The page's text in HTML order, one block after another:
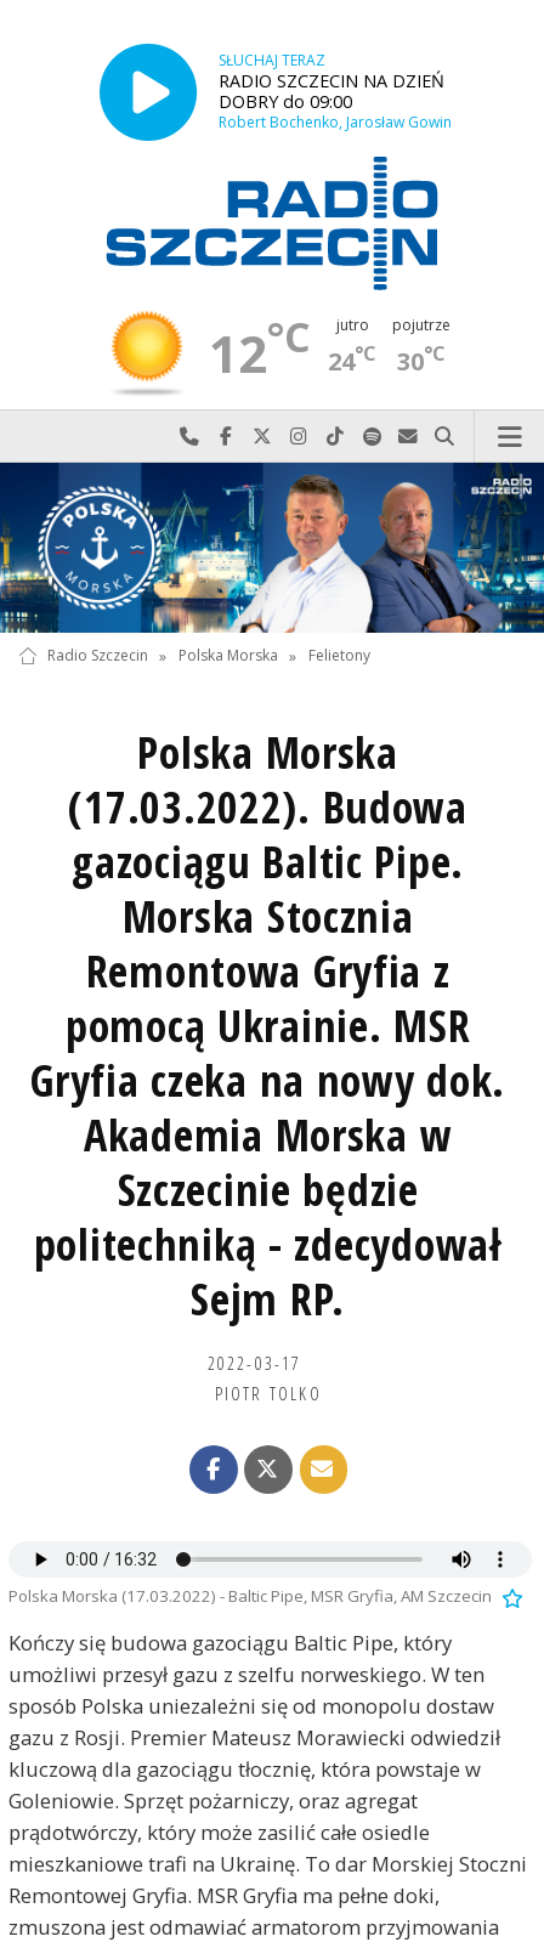
SŁUCHAJ TERAZ
RADIO SZCZECIN NA DZIEŃ
DOBRY do 09:00
Robert Bochenko, Jarosław Gowin
12°C jutro
24°C
pojutrze
30°C
Najlepiej po prostu do nas zadzwoń
Odwiedź nas na Facebook-u
Odwiedź nas na X
Odwiedź nas na Instagram-ie
Odwiedź nas na TikTok-u
Szukaj nas na Spotify
Wyślij do nas
Szukaj
Radio Szczecin » Polska Morska » Felietony
Polska Morska
(17.03.2022). Budowa
gazociągu Baltic Pipe.
Morska Stocznia
Remontowa Gryfia z
pomocą Ukrainie. MSR
Gryfia czeka na nowy dok.
Akademia Morska w
Szczecinie będzie
politechniką - zdecydował
Sejm RP.
2022-03-17
PIOTR TOLKO
Polska Morska (17.03.2022) - Baltic Pipe, MSR Gryfia, AM Szczecin
Kończy się budowa gazociągu Baltic Pipe, który
umożliwi przesył gazu z szelfu norweskiego. W ten
sposób Polska uniezależni się od monopolu dostaw
gazu z Rosji. Premier Mateusz Morawiecki odwiedził
kluczową dla gazociągu tłocznię, która powstaje w
Goleniowie. Sprzęt pożarniczy, oraz agregat
prądotwórczy, który może zasilić całe osiedle
mieszkaniowe trafi na Ukrainę. To dar Morskiej Stoczni
Remontowej Gryfia. MSR Gryfia ma pełne doki,
zmuszona jest odmawiać armatorom przyjmowania